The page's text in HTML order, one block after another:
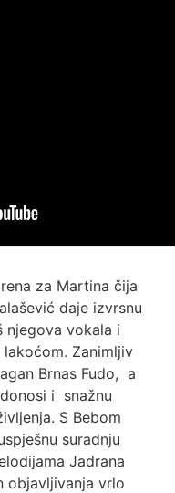
za Martina čija
daje izvrsnu
njegova vokala i
Zanimljiv
Brnas Fudo, a
i snažnu
S Bebom
suradnju
Jadrana
objavljivanja vrlo